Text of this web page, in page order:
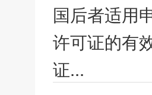
国后者适用
许可证的有
证...